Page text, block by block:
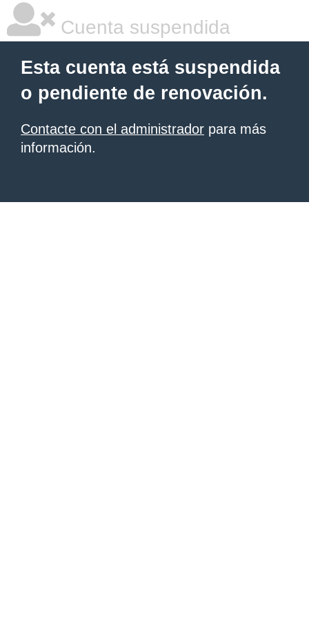
Cuenta suspendida
Esta cuenta está suspendida
o pendiente de renovación.
Contacte con el administrador para más
información.